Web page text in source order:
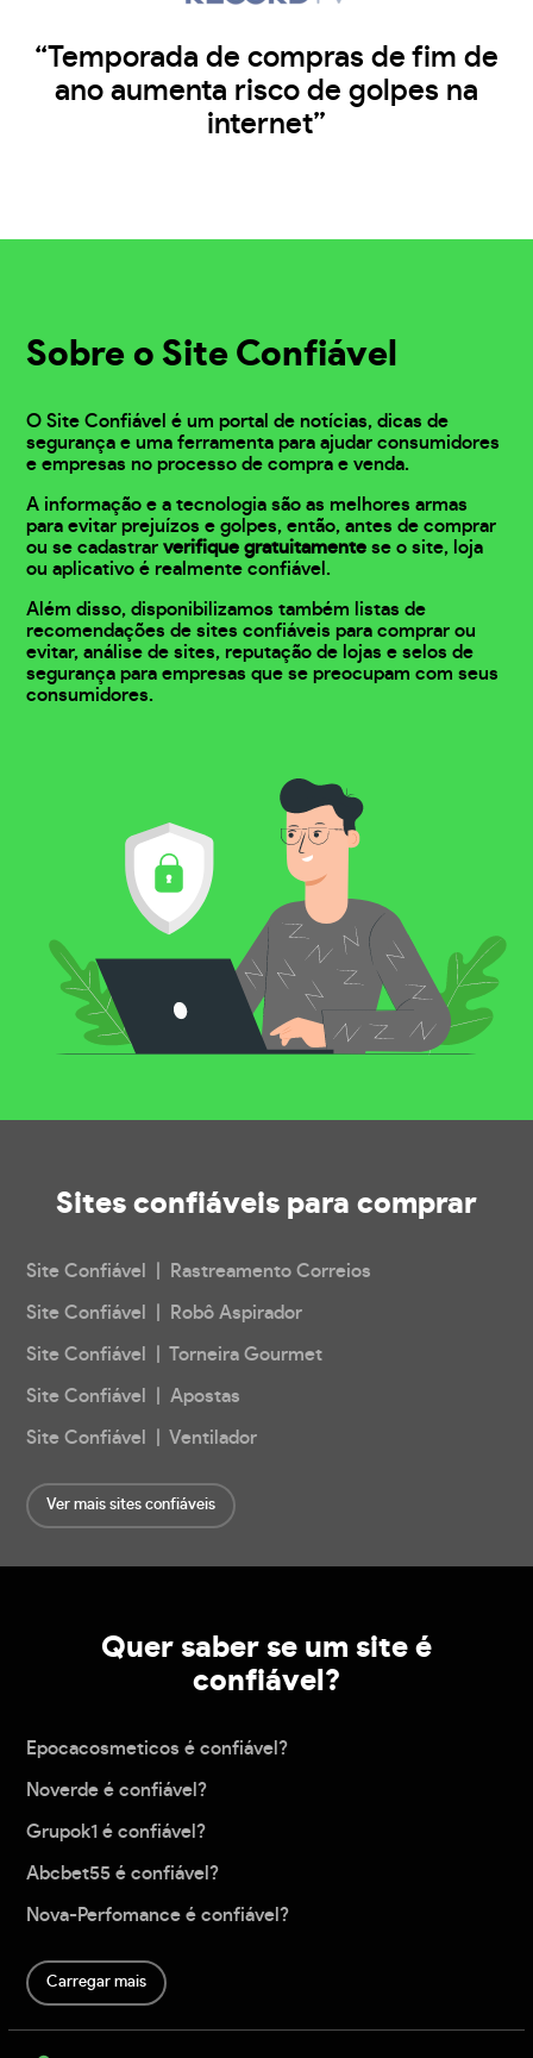
“Temporada de compras de fim de
ano aumenta risco de golpes na
internet”
Sobre o Site Confiável
O Site Confiável é um portal de notícias, dicas de
segurança e uma ferramenta para ajudar consumidores
e empresas no processo de compra e venda.
A informação e a tecnologia são as melhores armas
para evitar prejuízos e golpes, então, antes de comprar
ou se cadastrarverifique gratuitamente se o site, loja
ou aplicativo é realmente confiável.
Além disso, disponibilizamos também listas de
recomendações de sites confiáveis para comprar ou
evitar, análise de sites, reputação de lojas e selos de
segurança para empresas que se preocupam com seus
consumidores.
Sites confiáveis para comprar
Site Confiável | Rastreamento Correios
Site Confiável | Robô Aspirador
Site Confiável | Torneira Gourmet
Site Confiável | Apostas
Site Confiável | Ventilador
Ver mais sites confiáveis
Quer saber se um site é
confiável?
Epocacosmeticos é confiável?
Noverde é confiável?
Grupok1 é confiável?
Abcbet55 é confiável?
Nova-Perfomance é confiável?
Carregar mais